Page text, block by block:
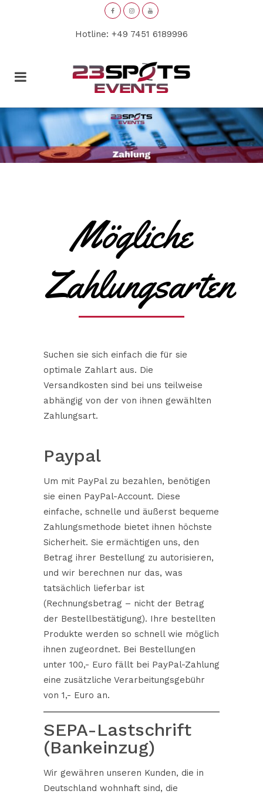
Hotline: +49 7451 6189996
Mögliche
Zahlungsarten
Suchen sie sich einfach die für sie
optimale Zahlart aus. Die
Versandkosten sind bei uns teilweise
abhängig von der von ihnen gewählten
Zahlungsart.
Paypal
Um mit PayPal zu bezahlen, benötigen
sie einen PayPal-Account. Diese
einfache, schnelle und äußerst bequeme
Zahlungsmethode bietet ihnen höchste
Sicherheit. Sie ermächtigen uns, den
Betrag ihrer Bestellung zu autorisieren,
und wir berechnen nur das, was
tatsächlich lieferbar ist
(Rechnungsbetrag – nicht der Betrag
der Bestellbestätigung). Ihre bestellten
Produkte werden so schnell wie möglich
ihnen zugeordnet. Bei Bestellungen
unter 100,- Euro fällt bei PayPal-Zahlung
eine zusätzliche Verarbeitungsgebühr
von 1,- Euro an.
SEPA-Lastschrift
(Bankeinzug)
Wir gewähren unseren Kunden, die in
Deutschland wohnhaft sind, die